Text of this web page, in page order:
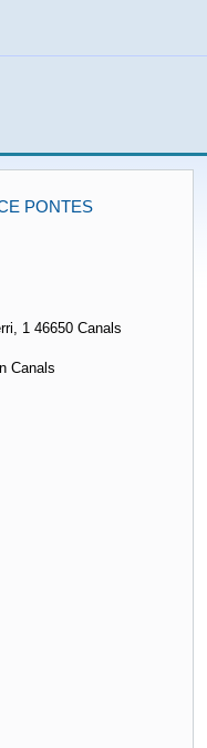
PONTES
1 46650 Canals
Canals